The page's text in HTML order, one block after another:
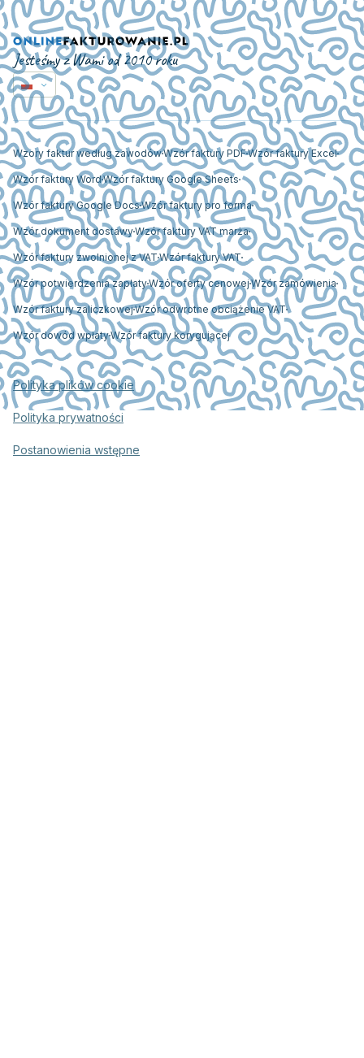
Jesteśmy z Wami od 2010 roku
Wzory faktur według zawodówWzór faktury PDFWzór faktury Excel
Wzór faktury WordWzór faktury Google Sheets
Wzór faktury Google DocsWzór faktury pro forma
Wzór dokument dostawyWzór faktury VAT marża
Wzór faktury zwolnionej z VATWzór faktury VAT
Wzór potwierdzenia zapłatyWzór oferty cenowej Wzór zamówienia
Wzór faktury zaliczkowejWzór odwrotne obciążenie VAT
Wzór dowód wpłatyWzór faktury korygującej
Polityka plików cookie
Polityka prywatności
Postanowienia wstępne